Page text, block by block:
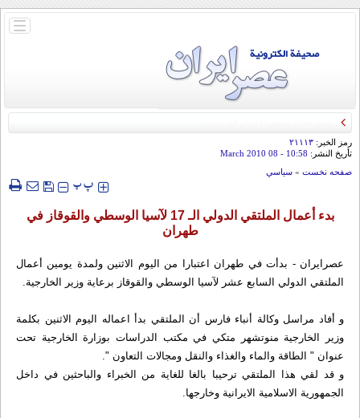
باز
رمز الخبر: ۲۱۱۱۳
تأريخ النشر: 10:58
- 08 March 2010
صفحه نخست » سياسي
‍‍‍ پپ
بدء أعمال الملتقي الدولي الـ 17 لآسيا الوسطي والقوقاز في
طهران
عصرایران - بدأت في طهران اعتبارا من اليوم الاثنين ولمدة يومين أعمال
الملتقي الدولي السابع عشر لآسيا الوسطي والقوقاز برعاية وزير الخارجية.
و أفاد مراسل وكالة أنباء فارس أن الملتقي بدأ اعماله اليوم الاثنين بكلمة
وزير الخارجية منوتشهر متكي في مكتب الدراسات بوزارة الخارجية تحت
عنوان " الطاقة والماء والغذاء والنقل ومجالات التعاون ".
و قد لقي هذا الملتقي ترحيبا بالغا للغاية من الخبراء والباحثين في داخل
الجمهورية الاسلامية الايرانية وخارجها.